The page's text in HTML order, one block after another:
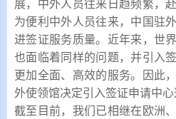
为便利中外人员往来，中国驻
进签证服务质量。近年来，世
也面临着同样的问题，并引入
更加全面、高效的服务。因此
外使领馆决定引入签证申请中心
截至目前，我们已相继在欧洲